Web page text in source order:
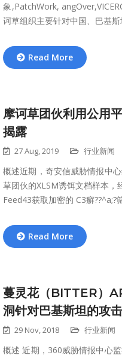
象,PatchWork,
诃草组织主要针对中国、巴基
Read More
摩诃草团伙利用公用
揭露
27 Aug, 2019 行业新闻
概述近期，奇安信威胁情报中
草团伙的XLSM诱饵文档样本
Feed43获取加密的 C3癬??^a;?
Read More
蔓灵花（BITTER）
洞针对巴基斯坦的攻
29 Nov, 2018 行业新闻
概述 近期，360威胁情报中心